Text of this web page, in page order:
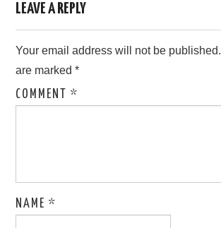
LEAVE A REPLY
Your email address will not be published.
are marked*
COMMENT*
NAME*